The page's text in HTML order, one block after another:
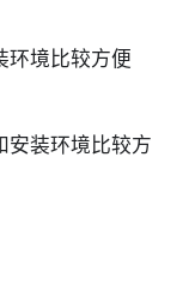
环境比较方便
安装环境比较方